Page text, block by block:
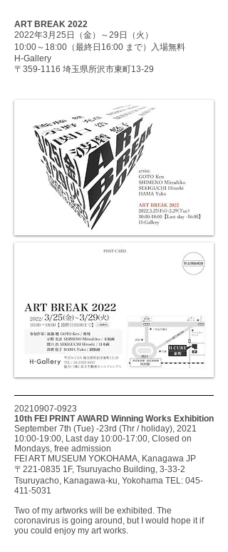
ART BREAK 2022
2022年3月25日（金）～29日（火）
10:00～18:00（最終日16:00 まで）入場無料
H-Gallery
〒359-1116 埼玉県所沢市東町13-29
20210907-0923
10th FEI PRINT AWARD Winning Works Exhibition
September 7th (Tue) -23rd (Thr / holiday), 2021
10:00-19:00, Last day 10:00-17:00, Closed on
Mondays, free admission
FEI ART MUSEUM YOKOHAMA, Kanagawa JP
〒221-0835 1F, Tsuruyacho Building, 3-33-2
Tsuruyacho, Kanagawa-ku, Yokohama TEL: 045-
411-5031
Two of my artworks will be exhibited. The
coronavirus is going around, but I would hope it if
you could enjoy my art works.